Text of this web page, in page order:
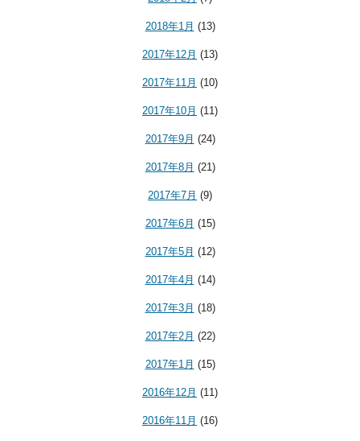
2018年1月 (13)
2017年12月 (13)
2017年11月 (10)
2017年10月 (11)
2017年9月 (24)
2017年8月 (21)
2017年7月 (9)
2017年6月 (15)
2017年5月 (12)
2017年4月 (14)
2017年3月 (18)
2017年2月 (22)
2017年1月 (15)
2016年12月 (11)
2016年11月 (16)